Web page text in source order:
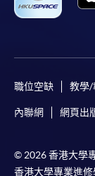
職位空缺 教學/
內聯網 網頁出
© 2026 香港大學
香港大學專業進